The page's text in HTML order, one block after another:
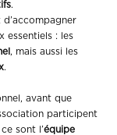
.
essentiels : les
, mais aussi les
.
avant que
participent
sont l’équipe